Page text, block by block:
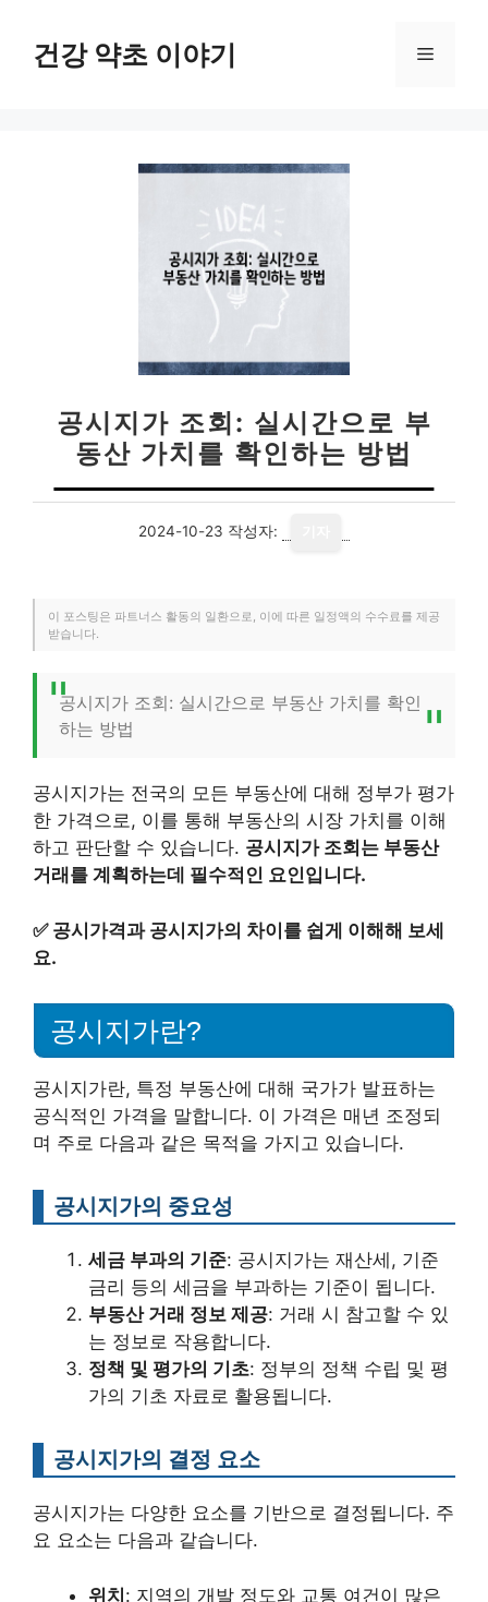
건강 약초 이야기 메
공시지가 조회: 실시간으로 부
동산 가치를 확인하는 방법
2024-10-23 작성자:
이 포스팅은 파트너스 활동의 일환으로, 이에 따른 일정액의 수수료를 제공
받습니다.
공시지가 조회: 실시간으로 부동산 가치를 확인
하는 방법
공시지가는 전국의 모든 부동산에 대해 정부가 평가
한 가격으로, 이를 통해 부동산의 시장 가치를 이해
하고 판단할 수 있습니다. 공시지가 조회는 부동산
거래를 계획하는데 필수적인 요인입니다.
✅ 공시가격과 공시지가의 차이를 쉽게 이해해 보세
요.
공시지가란?
공시지가란, 특정 부동산에 대해 국가가 발표하는
공식적인 가격을 말합니다. 이 가격은 매년 조정되
며 주로 다음과 같은 목적을 가지고 있습니다.
공시지가의 중요성
세금 부과의 기준: 공시지가는 재산세, 기준
금리 등의 세금을 부과하는 기준이 됩니다.
부동산 거래 정보 제공: 거래 시 참고할 수 있
는 정보로 작용합니다.
정책 및 평가의 기초: 정부의 정책 수립 및 평
가의 기초 자료로 활용됩니다.
공시지가의 결정 요소
공시지가는 다양한 요소를 기반으로 결정됩니다. 주
요 요소는 다음과 같습니다.
위치: 지역의 개발 정도와 교통 여건이 많은